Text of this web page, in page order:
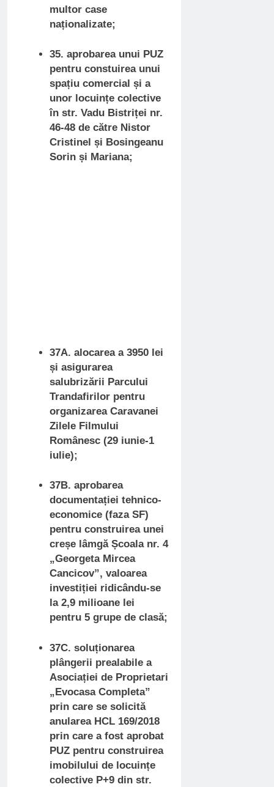
multor case
naționalizate;
35. aprobarea unui PUZ
pentru constuirea unui
spațiu comercial și a
unor locuințe colective
în str. Vadu Bistriței nr.
46-48 de către Nistor
Cristinel și Bosingeanu
Sorin și Mariana;
37A. alocarea a 3950 lei
și asigurarea
salubrizării Parcului
Trandafirilor pentru
organizarea Caravanei
Zilele Filmului
Românesc (29 iunie-1
iulie);
37B. aprobarea
documentației tehnico-
economice (faza SF)
pentru construirea unei
creșe lâmgă Școala nr. 4
„Georgeta Mircea
Cancicov”, valoarea
investiției ridicându-se
la 2,9 milioane lei
pentru 5 grupe de clasă;
37C. soluționarea
plângerii prealabile a
Asociației de Proprietari
„Evocasa Completa”
prin care se solicită
anularea HCL 169/2018
prin care a fost aprobat
PUZ pentru construirea
imobilului de locuințe
colective P+9 din str.